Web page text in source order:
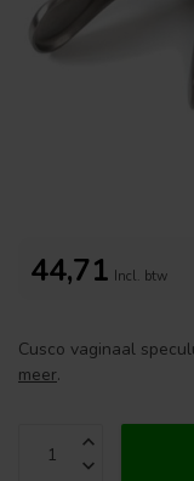
44,71 Incl. btw
Cusco vaginaal
meer.